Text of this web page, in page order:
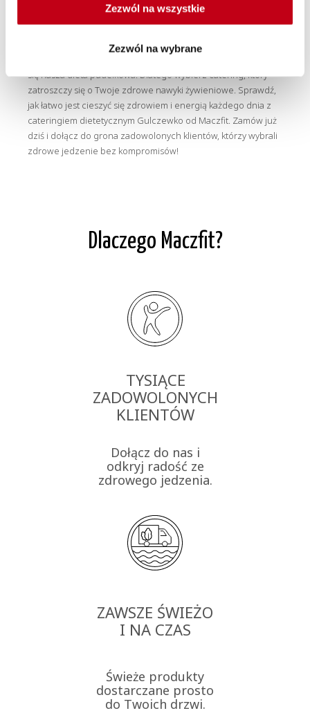
Zezwól na wszystkie
Zezwól na wybrane
Catering dietetyczny od Maczfit – smak, który
pomaga żyć zdrowo!
się nasza dieta pudełkowa. Dlatego wybierz catering, który
zatroszczy się o Twoje zdrowe nawyki żywieniowe. Sprawdź,
jak łatwo jest cieszyć się zdrowiem i energią każdego dnia z
cateringiem dietetycznym Gulczewko od Maczfit. Zamów już
dziś i dołącz do grona zadowolonych klientów, którzy wybrali
zdrowe jedzenie bez kompromisów!
Dlaczego Maczfit?
TYSIĄCE
ZADOWOLONYCH
KLIENTÓW
Dołącz do nas i
odkryj radość ze
zdrowego jedzenia.
ZAWSZE ŚWIEŻO
I NA CZAS
Świeże produkty
dostarczane prosto
do Twoich drzwi.